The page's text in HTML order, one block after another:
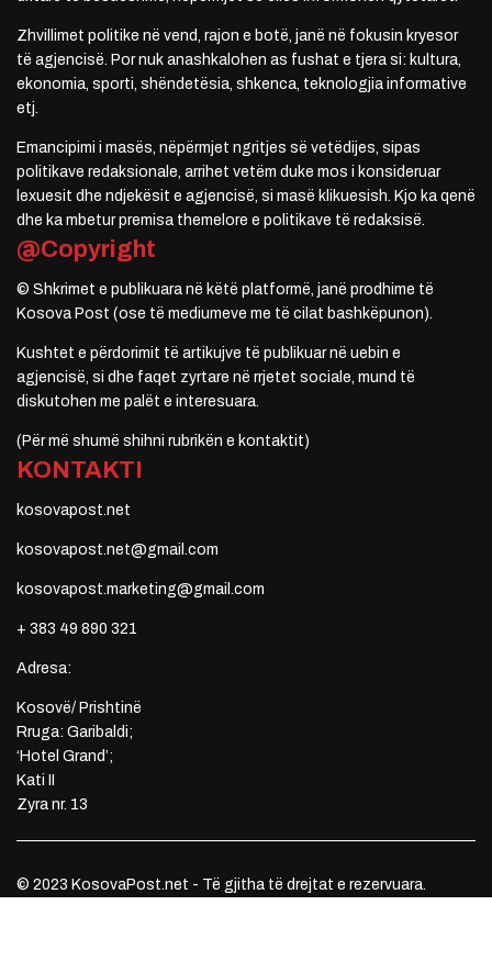
Zhvillimet politike në vend, rajon e botë, janë në fokusin kryesor
të agjencisë. Por nuk anashkalohen as fushat e tjera si: kultura,
ekonomia, sporti, shëndetësia, shkenca, teknologjia informative
etj.
Emancipimi i masës, nëpërmjet ngritjes së vetëdijes, sipas
politikave redaksionale, arrihet vetëm duke mos i konsideruar
lexuesit dhe ndjekësit e agjencisë, si masë klikuesish. Kjo ka qenë
dhe ka mbetur premisa themelore e politikave të redaksisë.
@Copyright
© Shkrimet e publikuara në këtë platformë, janë prodhime të
Kosova Post (ose të mediumeve me të cilat bashkëpunon).
Kushtet e përdorimit të artikujve të publikuar në uebin e
agjencisë, si dhe faqet zyrtare në rrjetet sociale, mund të
diskutohen me palët e interesuara.
(Për më shumë shihni rubrikën e kontaktit)
KONTAKTI
kosovapost.net
kosovapost.net@gmail.com
kosovapost.marketing@gmail.com
+ 383 49 890 321
Adresa:
Kosovë/ Prishtinë
Rruga: Garibaldi;
‘Hotel Grand’;
Kati II
Zyra nr. 13
© 2023 KosovaPost.net - Të gjitha të drejtat e rezervuara.